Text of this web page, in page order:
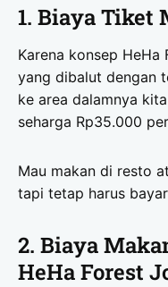
1. Biaya Tiket
Karena konsep
yang dibalut dengan
ke area dalamnya
seharga Rp35.000
Mau makan di resto
tapi tetap harus
2. Biaya
HeHa Forest